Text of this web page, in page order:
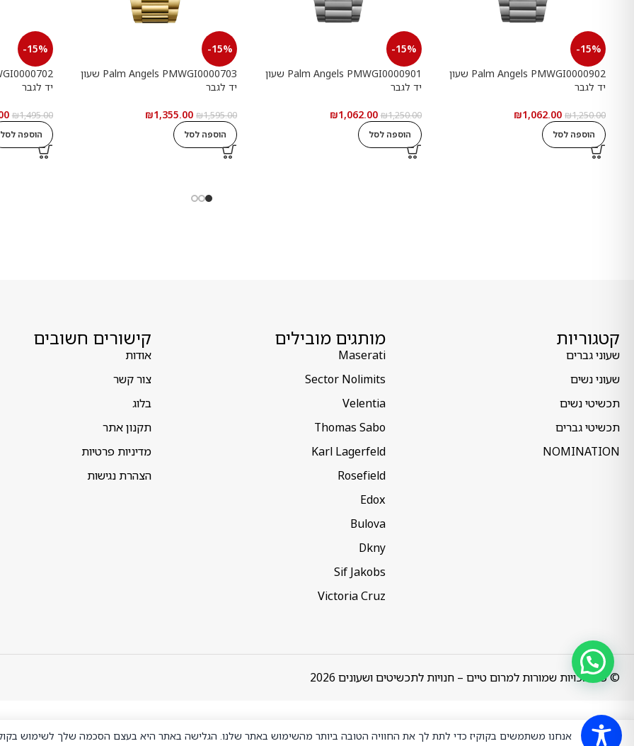
-15%
Palm Angels PMWGI0000902 שעון
יד לגבר
₪1,250.00
₪1,062.00
הוספה לסל
-15%
Palm Angels PMWGI0000901 שעון
יד לגבר
₪1,250.00
₪1,062.00
הוספה לסל
-15%
Palm Angels PMWGI0000703 שעון
יד לגבר
₪1,595.00
₪1,355.00
הוספה לסל
-15%
יד לגבר
₪1,495.00
הוספה לסל
קטגוריות
שעוני גברים
שעוני נשים
תכשיטי נשים
תכשיטי גברים
NOMINATION
מותגים מובילים
Maserati
Sector Nolimits
Velentia
Thomas Sabo
Karl Lagerfeld
Rosefield
Edox
Bulova
Dkny
Sif Jakobs
Victoria Cruz
קישורים חשובים
אודות
צור קשר
בלוג
תקנון אתר
מדיניות פרטיות
הצהרת נגישות
© כל הזכויות שמורות למרום טיים – חנויות לתכשיטים ושעונים 2026
אנחנו משתמשים בקוקיז כדי לתת לך את החוויה הטובה ביותר מהשימוש באתר שלנו. הגלישה באתר היא בעצם הסכמה שלך לשימוש